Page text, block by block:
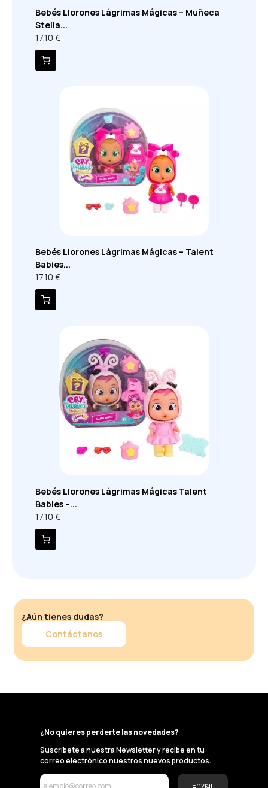
Bebés Llorones Lágrimas Mágicas – Muñeca
Stella...
17,10 €
Bebés Llorones Lágrimas Mágicas – Talent
Babies...
17,10 €
Bebés Llorones Lágrimas Mágicas Talent
Babies –...
17,10 €
¿Aún tienes dudas?
Contáctanos
¿No quieres perderte las novedades?
Suscríbete a nuestra Newsletter y recibe en tu
correo electrónico nuestros nuevos productos.
Enviar